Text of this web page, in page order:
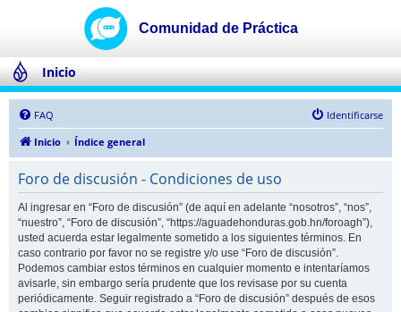
Inicio
FAQ
Identificarse
Inicio
Índice general
Foro de discusión - Condiciones de uso
Al ingresar en “Foro de discusión” (de aquí en adelante “nosotros”, “nos”,
“nuestro”, “Foro de discusión”, “https://aguadehonduras.gob.hn/foroagh”),
usted acuerda estar legalmente sometido a los siguientes términos. En
caso contrario por favor no se registre y/o use “Foro de discusión”.
Podemos cambiar estos términos en cualquier momento e intentaríamos
avisarle, sin embargo sería prudente que los revisase por su cuenta
periódicamente. Seguir registrado a “Foro de discusión” después de esos